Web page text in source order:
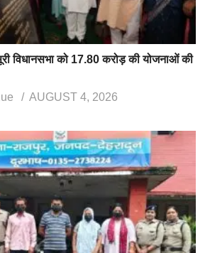
विधानसभा को 17.80 करोड़ की योजनाओं की
AUGUST 4, 2026